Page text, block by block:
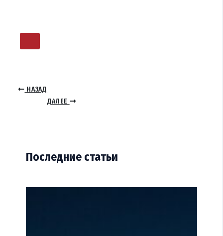
НАЗАД
ДАЛЕЕ
Последние статьи